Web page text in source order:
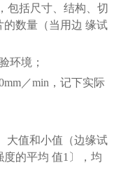
包括尺寸、结构、切
数量（当用边 缘试
环境；
／min，记下实际
大值和小值（边缘试
的平均 值1〕，均